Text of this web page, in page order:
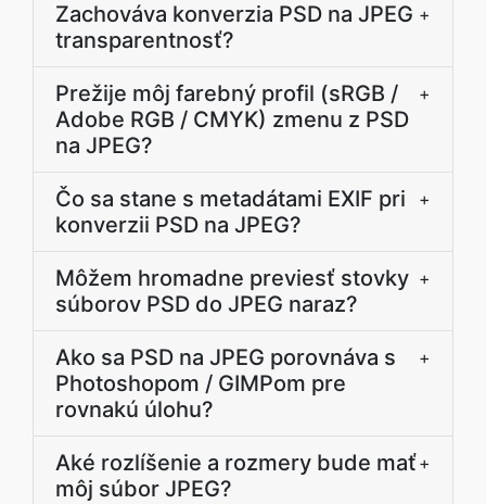
Zachováva konverzia PSD na JPEG
transparentnosť?
+
Prežije môj farebný profil (sRGB /
Adobe RGB / CMYK) zmenu z PSD
na JPEG?
+
Čo sa stane s metadátami EXIF pri
konverzii PSD na JPEG?
+
Môžem hromadne previesť stovky
súborov PSD do JPEG naraz?
+
Ako sa PSD na JPEG porovnáva s
Photoshopom / GIMPom pre
rovnakú úlohu?
+
Aké rozlíšenie a rozmery bude mať
môj súbor JPEG?
+